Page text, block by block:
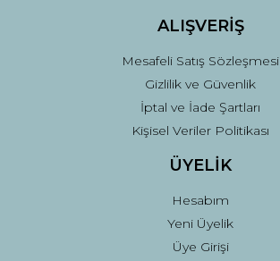
ALIŞVERİŞ
Mesafeli Satış Sözleşmesi
Gizlilik ve Güvenlik
İptal ve İade Şartları
Kişisel Veriler Politikası
ÜYELİK
Hesabım
Yeni Üyelik
Üye Girişi